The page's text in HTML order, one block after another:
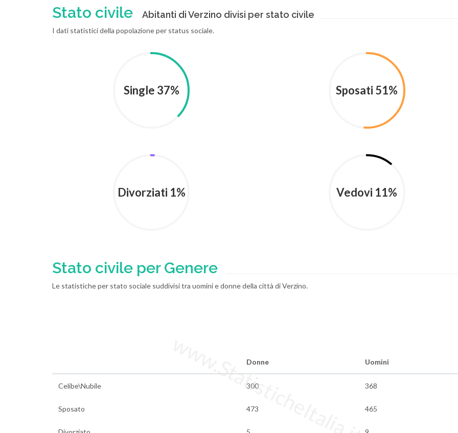
Stato civile Abitanti di Verzino divisi per stato civile
I dati statistici della popolazione per status sociale.
Single 37% Sposati 51%
Divorziati 1% Vedovi 11%
Stato civile per Genere
Le statistiche per stato sociale suddivisi tra uomini e donne della città di Verzino.
Donne Uomini
Celibe\Nubile 300 368
Sposato 473 465
www.StatisticheItalia.it